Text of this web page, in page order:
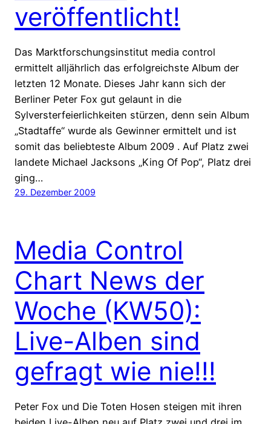
veröffentlicht!
Das Marktforschungsinstitut media control
ermittelt alljährlich das erfolgreichste Album der
letzten 12 Monate. Dieses Jahr kann sich der
Berliner Peter Fox gut gelaunt in die
Sylversterfeierlichkeiten stürzen, denn sein Album
„Stadtaffe“ wurde als Gewinner ermittelt und ist
somit das beliebteste Album 2009 . Auf Platz zwei
landete Michael Jacksons „King Of Pop“, Platz drei
ging…
29. Dezember 2009
Media Control
Chart News der
Woche (KW50):
Live-Alben sind
gefragt wie nie!!!
Peter Fox und Die Toten Hosen steigen mit ihren